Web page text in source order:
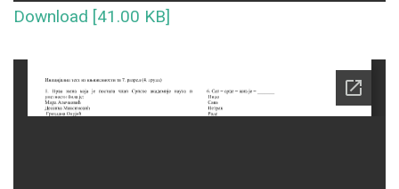
Download [41.00 KB]